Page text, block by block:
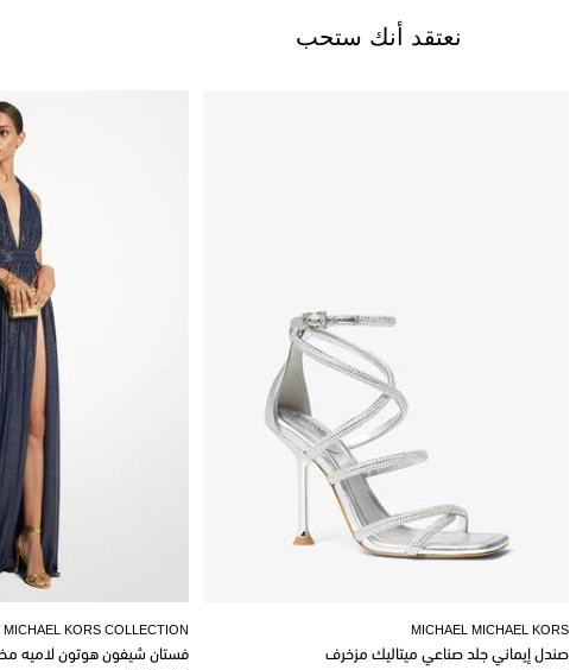
نعتقد أنك ستحب
MICHAEL KORS COLLECTION
فستان شيفون هوتون لاميه
MICHAEL MICHAEL KORS
صندل إيماني جلد صناعي ميتاليك مزخرف